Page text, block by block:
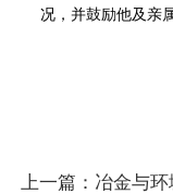
况，并鼓励他及亲
上一篇： 冶金与